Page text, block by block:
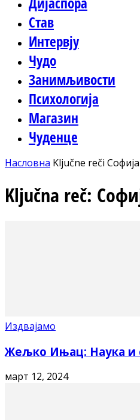
Став
Интервју
Чудо
Занимљивости
Психологија
Магазин
Чуденце
Насловна Ključne reči
Ključna reč:
Издвајамо
Жељко Ињац: Наука и
март 12, 2024